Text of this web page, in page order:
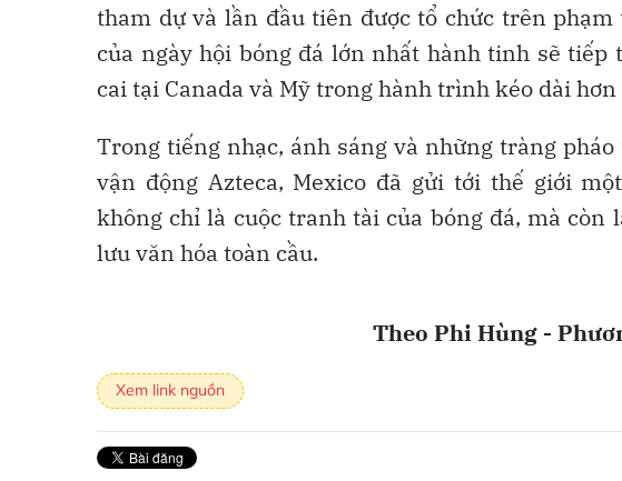
tham dự và lần đầu tiên được tổ chức trên
của ngày hội bóng đá lớn nhất hành tinh sẽ
cai tại Canada và Mỹ trong hành trình kéo dài
Trong tiếng nhạc, ánh sáng và những tràng
vận động Azteca, Mexico đã gửi tới thế giới
không chỉ là cuộc tranh tài của bóng đá, mà còn
lưu văn hóa toàn cầu.
Theo Phi Hùng -
Xem link nguồn